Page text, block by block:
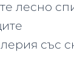
лесно
със